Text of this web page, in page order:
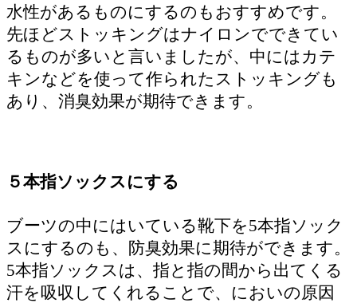
水性があるものにするのもおすすめです。
先ほどストッキングはナイロンでできてい
るものが多いと言いましたが、中にはカテ
キンなどを使って作られたストッキングも
あり、消臭効果が期待できます。
５本指ソックスにする
ブーツの中にはいている靴下を5本指ソック
スにするのも、防臭効果に期待ができます。
5本指ソックスは、指と指の間から出てくる
汗を吸収してくれることで、においの原因